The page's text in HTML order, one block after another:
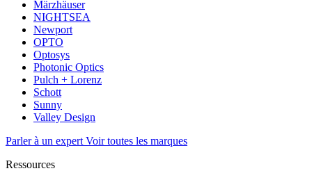
Märzhäuser
NIGHTSEA
Newport
OPTO
Optosys
Photonic Optics
Pulch + Lorenz
Schott
Sunny
Valley Design
Parler à un expert Voir toutes les marques
Ressources